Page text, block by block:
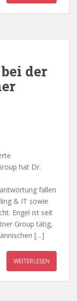
der
hat Dr.
fallen
& IT sowie
Engel ist seit
Group tätig,
[…]
WEITERLESEN